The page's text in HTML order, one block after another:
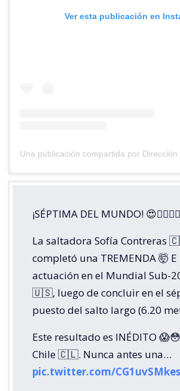
Ver esta publicación en
¡SÉPTIMA DEL MUNDO!
La saltadora Sofía Contreras
completó una TREMENDA 🤯 E
actuación en el Mundial Sub-
🇺🇸, luego de concluir en el
puesto del salto largo (6.20
Este resultado es INÉDITO
Chile 🇨🇱. Nunca antes una…
pic.twitter.com/CG1uvSMkes